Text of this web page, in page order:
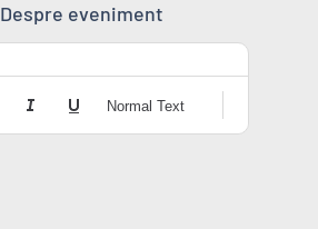
Despre eveniment
Normal Text